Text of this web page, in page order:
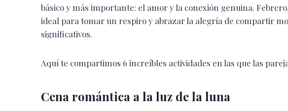
básico y más importante: el amor y la conexión genuina.
ideal para tomar un respiro y abrazar la alegría de compartir
significativos.
Aquí te compartimos 6 increíbles actividades en las que las
Cena romántica a la luz de la luna